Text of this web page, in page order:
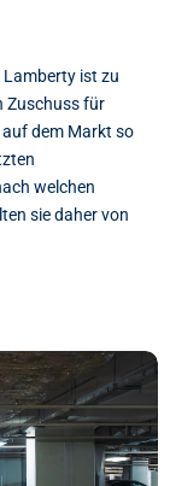
Lamberty ist zu
Zuschuss für
dem Markt so
welchen
sie daher von